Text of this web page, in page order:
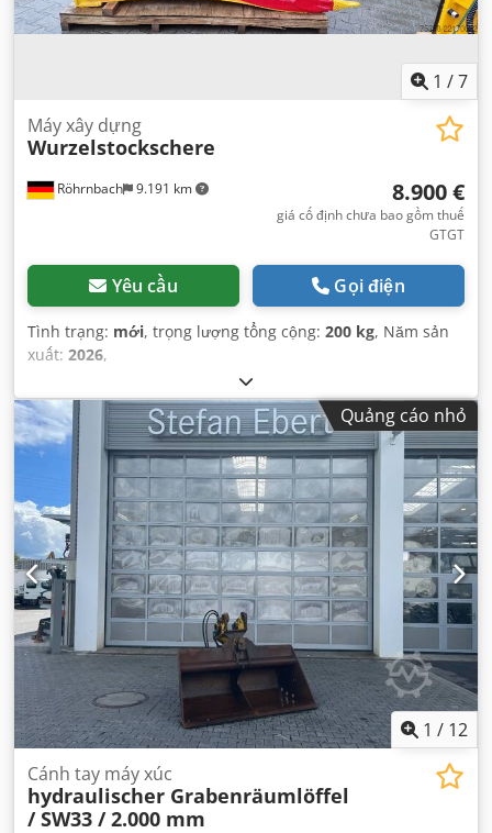
1 /7
Röhrnbach 9.191 km
Máy xây dựng
Wurzelstockschere
8.900 €
giá cố định chưa bao gồm thuế
GTGT
Yêu cầu Gọi điện
Tình trạng: mới, trọng lượng tổng cộng: 200 kg, Năm sản
xuất: 2026,
Quảng cáo nhỏ
1 / 12
Cánh tay máy xúc
hydraulischer Grabenräumlöffel
/ SW33 / 2.000 mm